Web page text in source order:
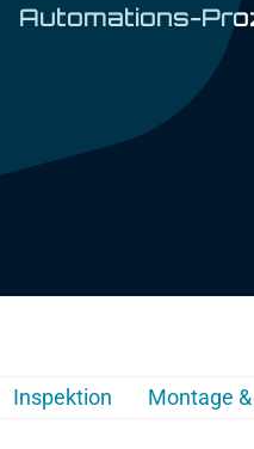
Automations-
Inspektion Montage